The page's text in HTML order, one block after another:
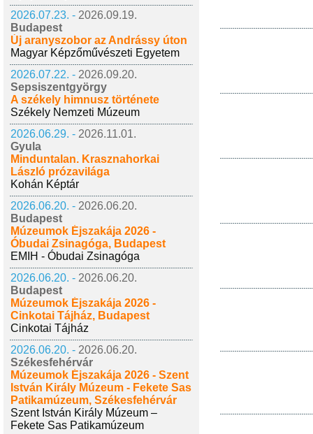
2026.07.23. - 2026.09.19.
Budapest
Új aranyszobor az Andrássy úton
Magyar Képzőművészeti Egyetem
2026.07.22. - 2026.09.20.
Sepsiszentgyörgy
A székely himnusz története
Székely Nemzeti Múzeum
2026.06.29. - 2026.11.01.
Gyula
Minduntalan. Krasznahorkai
László prózavilága
Kohán Képtár
2026.06.20. - 2026.06.20.
Budapest
Múzeumok Éjszakája 2026 -
Óbudai Zsinagóga, Budapest
EMIH - Óbudai Zsinagóga
2026.06.20. - 2026.06.20.
Budapest
Múzeumok Éjszakája 2026 -
Cinkotai Tájház, Budapest
Cinkotai Tájház
2026.06.20. - 2026.06.20.
Székesfehérvár
Múzeumok Éjszakája 2026 - Szent
István Király Múzeum - Fekete Sas
Patikamúzeum, Székesfehérvár
Szent István Király Múzeum –
Fekete Sas Patikamúzeum